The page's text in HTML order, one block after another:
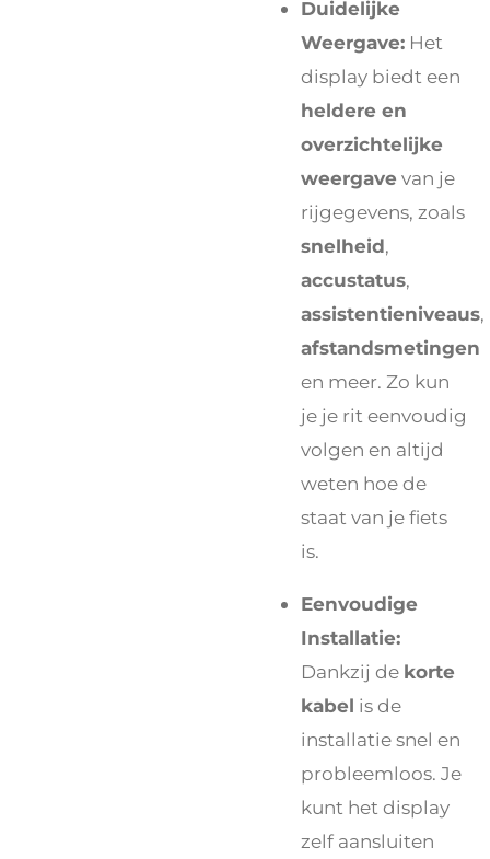
Duidelijke
Weergave: Het
display biedt een
heldere en
overzichtelijke
weergave van je
rijgegevens, zoals
snelheid,
accustatus,
assistentieniveaus,
afstandsmetingen
en meer. Zo kun
je je rit eenvoudig
volgen en altijd
weten hoe de
staat van je fiets
is.
Eenvoudige
Installatie:
Dankzij de korte
kabel is de
installatie snel en
probleemloos. Je
kunt het display
zelf aansluiten